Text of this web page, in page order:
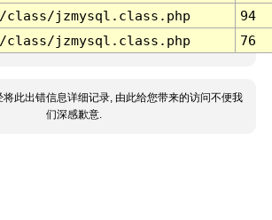
class/jzmysql.class.php
94
class/jzmysql.class.php 76
将此出错信息详细记录, 由此给您带来的访问不便我
们深感歉意.